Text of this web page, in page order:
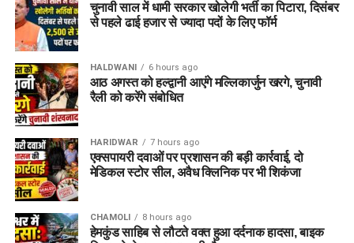
चुनावी साल में धामी सरकार खोलेगी भर्ती का पिटारा, दिसंबर
से पहले ढाई हजार से ज्यादा पदों के लिए फॉर्म
HALDWANI 6 hours ago
आठ अगस्त को हल्द्वानी आएंगे मल्लिकार्जुन खरगे, चुनावी
रैली को करेंगे संबोधित
HARIDWAR 7 hours ago
एक्सपायरी दवाओं पर प्रशासन की बड़ी कार्रवाई, दो
मेडिकल स्टोर सील, अवैध क्लिनिक पर भी शिकंजा
CHAMOLI 8 hours ago
हेमकुंड साहिब से लौटते वक्त हुआ दर्दनाक हादसा, बाइक